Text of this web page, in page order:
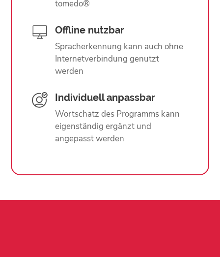
tomedo®
Offline nutzbar
Spracherkennung kann auch ohne
Internetverbindung genutzt
werden
Individuell anpassbar
Wortschatz des Programms kann
eigenständig ergänzt und
angepasst werden